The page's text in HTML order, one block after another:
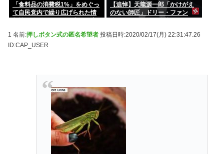
「食料品の消費税1%」をめぐっ
て自民党内で繰り広げられた情
【追悼】天龍源一郎「かけがえ
のない師匠」ドリー・ファン
1 名前:押しボタン式の匿名希望者 投稿日時:2020/02/17(月) 22:31:47.26
ID:CAP_USER